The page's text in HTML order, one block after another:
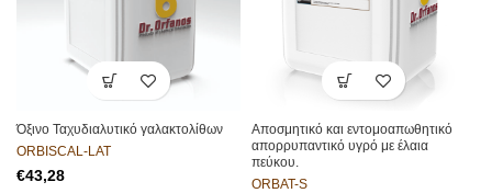
Όξινο Ταχυδιαλυτικό γαλακτολίθων
ORBISCAL-LAT
€
Aποσμητικό και εντομοαπωθητικό
απορρυπαντικό υγρό με έλαια
πεύκου.
ORBAT-S